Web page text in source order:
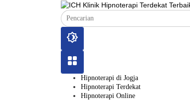
Hipnoterapi di Jogja
Hipnoterapi Terdekat
Hipnoterapi Online